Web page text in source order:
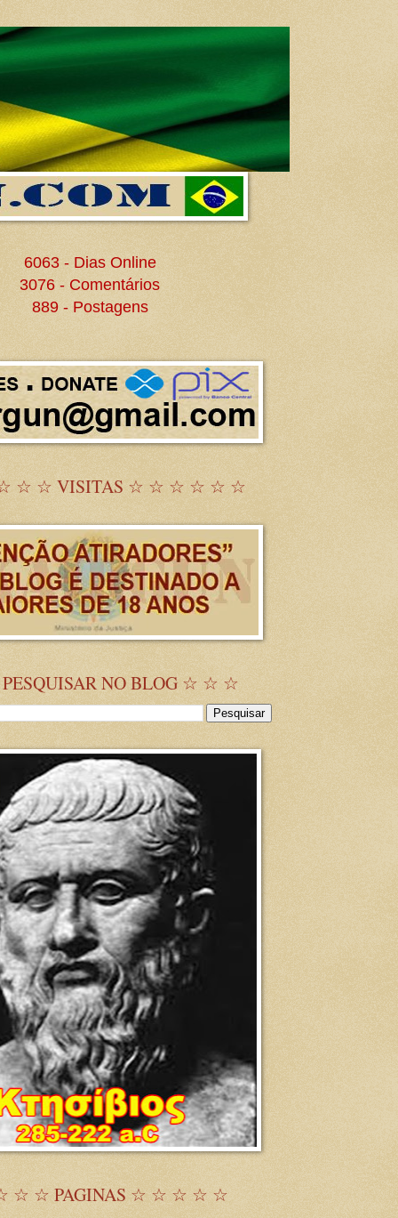
6063 - Dias Online
3076 - Comentários
889 - Postagens
☆ ☆ VISITAS ☆ ☆ ☆ ☆ ☆ ☆
NO BLOG ☆ ☆ ☆
☆ ☆ PAGINAS ☆ ☆ ☆ ☆ ☆